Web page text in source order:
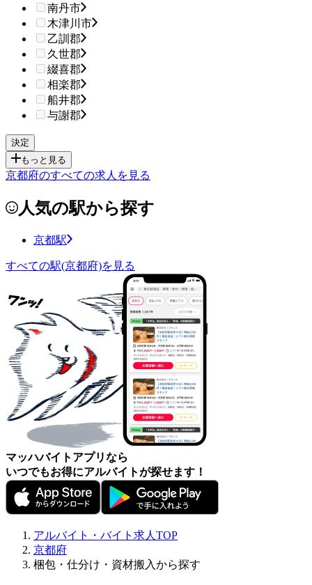
南丹市
木津川市
乙訓郡
久世郡
綴喜郡
相楽郡
船井郡
与謝郡
もっと見る
京都府のすべての求人を見る
人気の駅から探す
京都駅
すべての駅(京都府)を見る
マッハバイトアプリなら
いつでもお得にアルバイトが探せます！
アルバイト・バイト求人TOP
京都府
梱包・仕分け・資材搬入から探す